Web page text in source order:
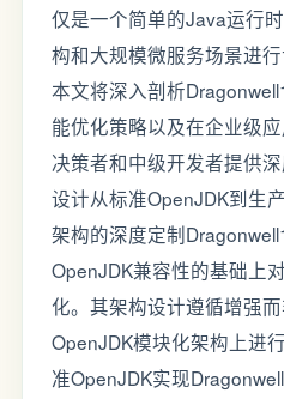
仅是一个简单的Java运行
构和大规模微服务场景进行
本文将深入剖析
能优化策略以及在企业级
决策者和中级开发者提供
设计从标准OpenJDK到生
架构的深度定制
OpenJDK兼容性的基础上
化。其架构设计遵循增强
OpenJDK模块化架构上进
准OpenJDK实现